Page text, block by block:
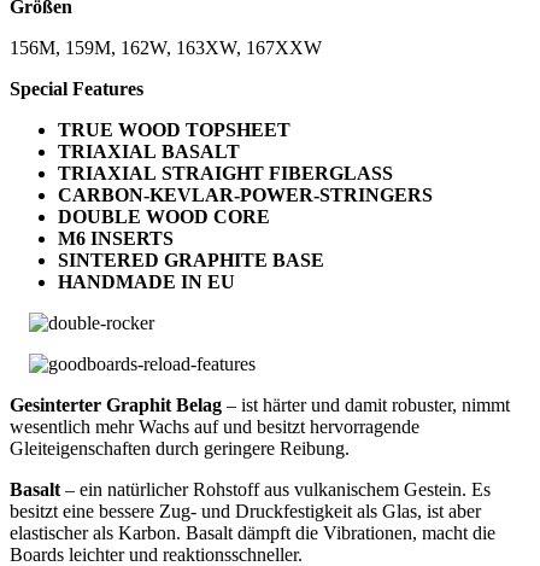
Größen
156M, 159M, 162W, 163XW, 167XXW
Special Features
TRUE WOOD TOPSHEET
TRIAXIAL BASALT
TRIAXIAL STRAIGHT FIBERGLASS
CARBON-KEVLAR-POWER-STRINGERS
DOUBLE WOOD CORE
M6 INSERTS
SINTERED GRAPHITE BASE
HANDMADE IN EU
Gesinterter Graphit Belag – ist härter und damit robuster, nimmt
wesentlich mehr Wachs auf und besitzt hervorragende
Gleiteigenschaften durch geringere Reibung.
Basalt – ein natürlicher Rohstoff aus vulkanischem Gestein. Es
besitzt eine bessere Zug- und Druckfestigkeit als Glas, ist aber
elastischer als Karbon. Basalt dämpft die Vibrationen, macht die
Boards leichter und reaktionsschneller.